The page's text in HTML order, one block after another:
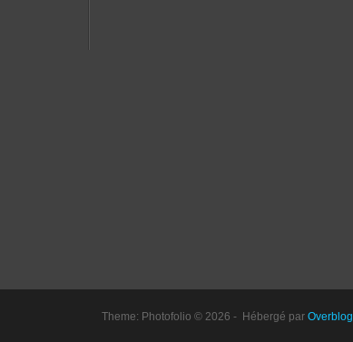
Theme: Photofolio © 2026 - Hébergé par Overblog